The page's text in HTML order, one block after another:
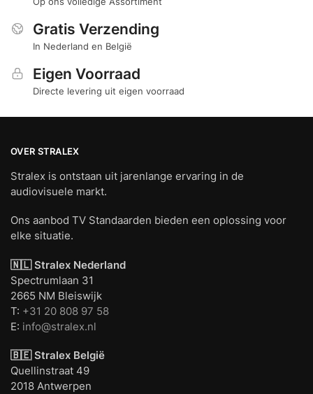
Gratis Verzending
In Nederland en België
Eigen Voorraad
Directe levering uit eigen voorraad
OVER STRALEX
Stralex is ontstaan uit jarenlange ervaring in de
audiovisuele markt.
Ons aanbod TV Standaarden bieden een oplossing voor
elke situatie.
🇳🇱 Stralex Nederland
Spectrumlaan 31
2665 NM Bleiswijk
T: +31 20 808 97 58
E: info@stralex.nl
🇧🇪 Stralex België
Quellinstraat 49
2018 Antwerpen